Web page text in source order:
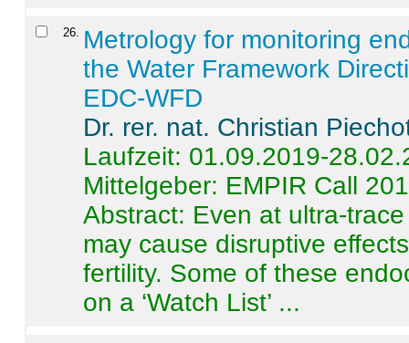
26. Metrology for monitoring
the Water Framework
EDC-WFD
Dr. rer. nat. Christian
Laufzeit: 01.09.2019-
Mittelgeber: EMPIR Call
Abstract: Even at ultra-
may cause disruptive
fertility. Some of these
on a ‘Watch List’ ...